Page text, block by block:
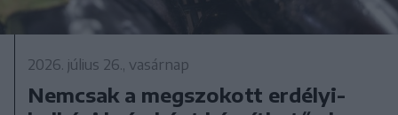
2026. július 26., vasárnap
Nemcsak a megszokott erdélyi-